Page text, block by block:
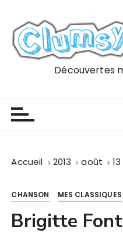
Découvertes
Accueil 2013 août 13
CHANSON MES CLASSIQUES
Brigitte